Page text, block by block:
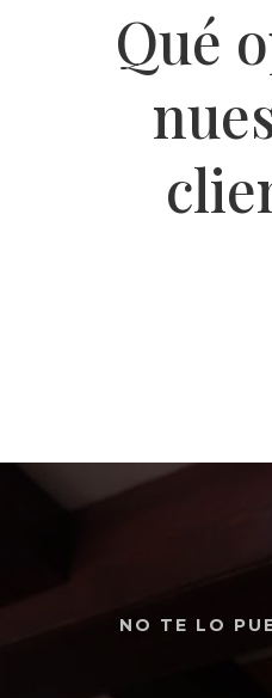
Qué
NO TE LO